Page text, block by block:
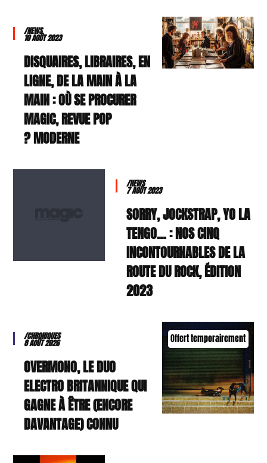
/NEWS
10 AOÛT 2023
DISQUAIRES, LIBRAIRES, EN
LIGNE, DE LA MAIN À LA
MAIN : OÙ SE PROCURER
MAGIC, REVUE POP
MODERNE ?
/NEWS
7 AOÛT 2023
SORRY, JOCKSTRAP, YO LA
TENGO… : NOS CINQ
INCONTOURNABLES DE LA
ROUTE DU ROCK, ÉDITION
2023
Offert temporairement
/CHRONIQUES
8 AOÛT 2026
OVERMONO, LE DUO
ELECTRO BRITANNIQUE QUI
GAGNE À ÊTRE (ENCORE
DAVANTAGE) CONNU